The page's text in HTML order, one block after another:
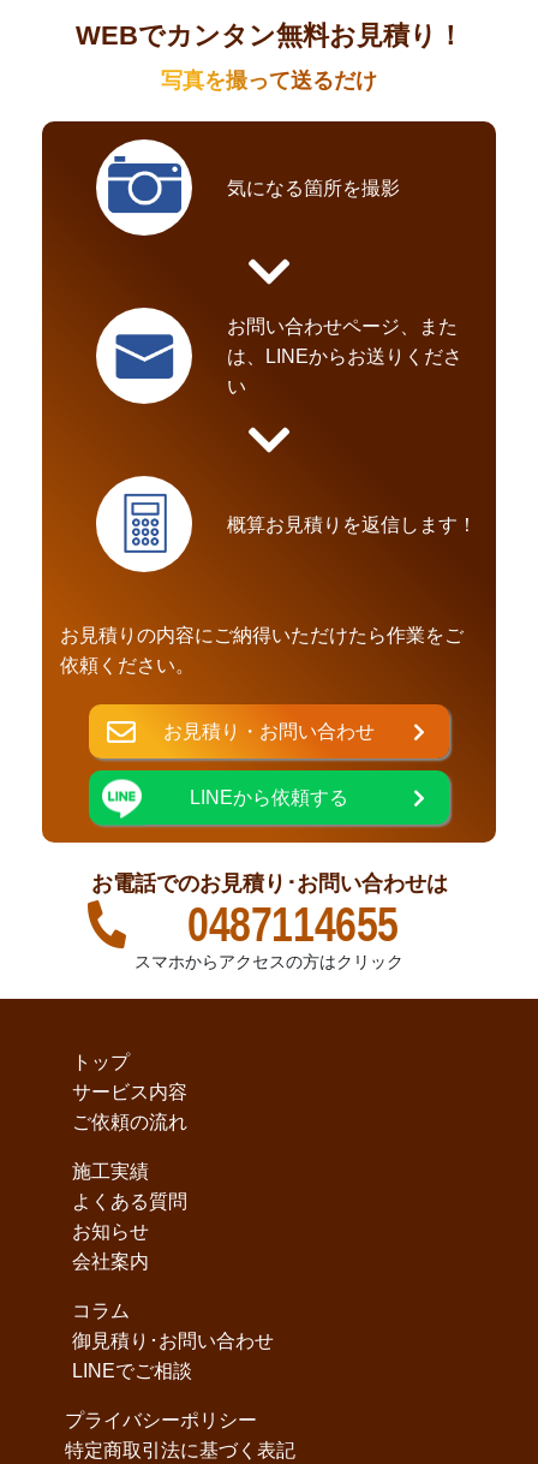
WEBでカンタン無料お見積り！
写真を撮って送るだけ
気になる箇所を撮影
お問い合わせページ、また
は、LINEからお送りくださ
い
概算お見積りを返信します！
お見積りの内容にご納得いただけたら作業をご
依頼ください。
お見積り・お問い合わせ
LINEから依頼する
お電話でのお見積り･お問い合わせは
0487114655
スマホからアクセスの方はクリック
トップ
サービス内容
ご依頼の流れ
施工実績
よくある質問
お知らせ
会社案内
コラム
御見積り･お問い合わせ
LINEでご相談
プライバシーポリシー
特定商取引法に基づく表記